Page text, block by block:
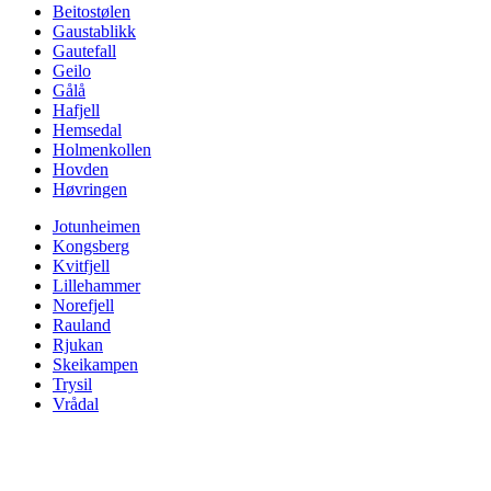
Beitostølen
Gaustablikk
Gautefall
Geilo
Gålå
Hafjell
Hemsedal
Holmenkollen
Hovden
Høvringen
Jotunheimen
Kongsberg
Kvitfjell
Lillehammer
Norefjell
Rauland
Rjukan
Skeikampen
Trysil
Vrådal